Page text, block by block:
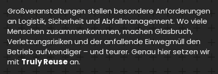
Großveranstaltungen stellen besondere Anforderungen
an Logistik, Sicherheit und Abfallmanagement. Wo viele
Menschen zusammenkommen, machen Glasbruch,
Verletzungsrisiken und der anfallende Einwegmüll den
Betrieb aufwendiger – und teurer. Genau hier setzen wir
mit Truly Reusean.